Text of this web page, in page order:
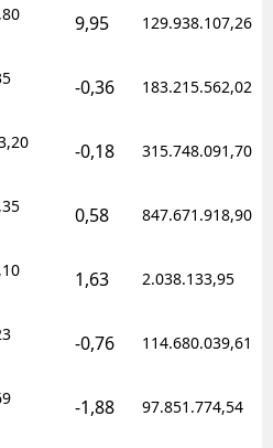
9,95 129.938.107,26
-0,36 183.215.562,02
-0,18 315.748.091,70
0,58 847.671.918,90
1,63 2.038.133,95
-0,76 114.680.039,61
-1,88 97.851.774,54